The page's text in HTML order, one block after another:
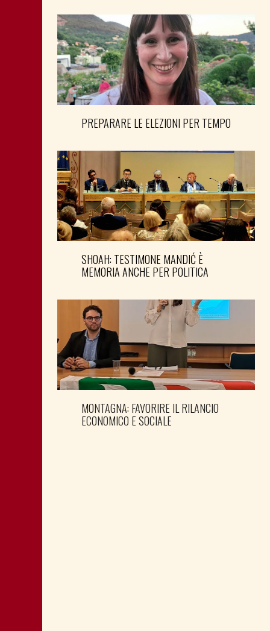
PREPARARE LE ELEZIONI PER TEMPO
SHOAH: TESTIMONE MANDIĆ È
MEMORIA ANCHE PER POLITICA
MONTAGNA: FAVORIRE IL RILANCIO
ECONOMICO E SOCIALE